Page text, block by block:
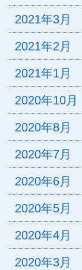
2021年3月
2021年2月
2021年1月
2020年10月
2020年8月
2020年7月
2020年6月
2020年5月
2020年4月
2020年3月